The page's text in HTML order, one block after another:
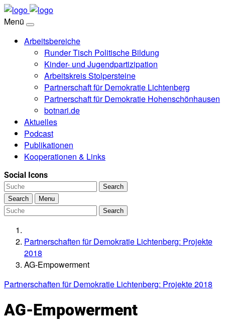
Menü
Arbeitsbereiche
Runder Tisch Politische Bildung
Kinder- und Jugendpartizipation
Arbeitskreis Stolpersteine
Partnerschaft für Demokratie Lichtenberg
Partnerschaft für Demokratie Hohenschön­hausen
botnari.de
Aktuelles
Podcast
Publikationen
Kooperationen & Links
Social Icons
Search
Search
Menu
Search
Partnerschaften für Demokratie Lichtenberg: Projekte
2018
AG-Empowerment
Partnerschaften für Demokratie Lichtenberg: Projekte 2018
AG-Empowerment